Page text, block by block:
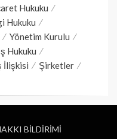
Hukuku
Hukuku
Yönetim Kurulu
Hukuku
İlişkisi
Şirketler
BİLDİRİMİ